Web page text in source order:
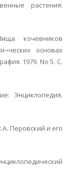
растения:
кочевников
основах
1979. No 5. С.
Энциклопедия.
Перовский и его